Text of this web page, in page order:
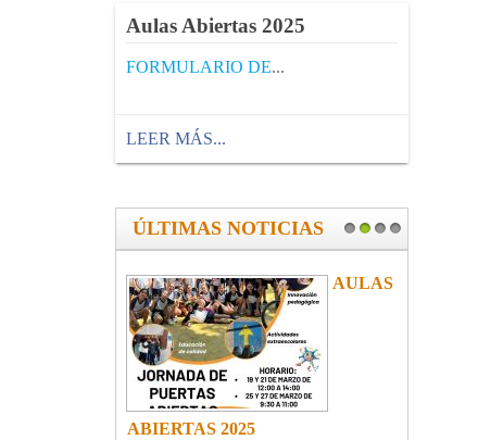
Aulas Abiertas 2025
FORMULARIO DE...
LEER MÁS...
1 2 3 4
ÚLTIMAS NOTICIAS
AULAS
ABIERTAS 2025